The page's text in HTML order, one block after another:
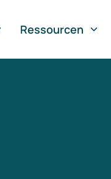
Ressourcen